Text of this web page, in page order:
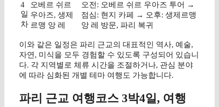
4
일
차
오베르 쉬르
우아즈, 생제
르맹 앙 레
오전: 오베르 쉬르 우아즈 투어 →
점심: 현지 카페 → 오후: 생제르맹
앙 레 방문, 파리 복귀
이와 같은 일정은 파리 근교의 대표적인 역사, 예술,
자연, 미식을 모두 경험할 수 있도록 구성되어 있습니
다. 각 지역별로 체류 시간을 조절하거나, 관심 분야
에 따라 심화된 개별 테마 여행도 가능합니다.
파리 근교 여행코스 3박4일, 여행